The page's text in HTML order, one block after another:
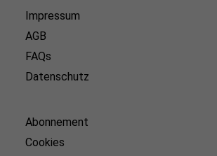
Impressum
AGB
FAQs
Datenschutz
Abonnement
Cookies